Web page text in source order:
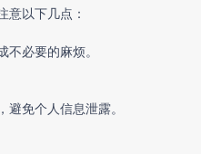
意以下几点：
必要的麻烦。
免个人信息泄露。